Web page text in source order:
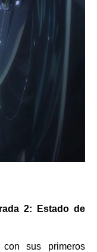
2: Estado de
sus primeros